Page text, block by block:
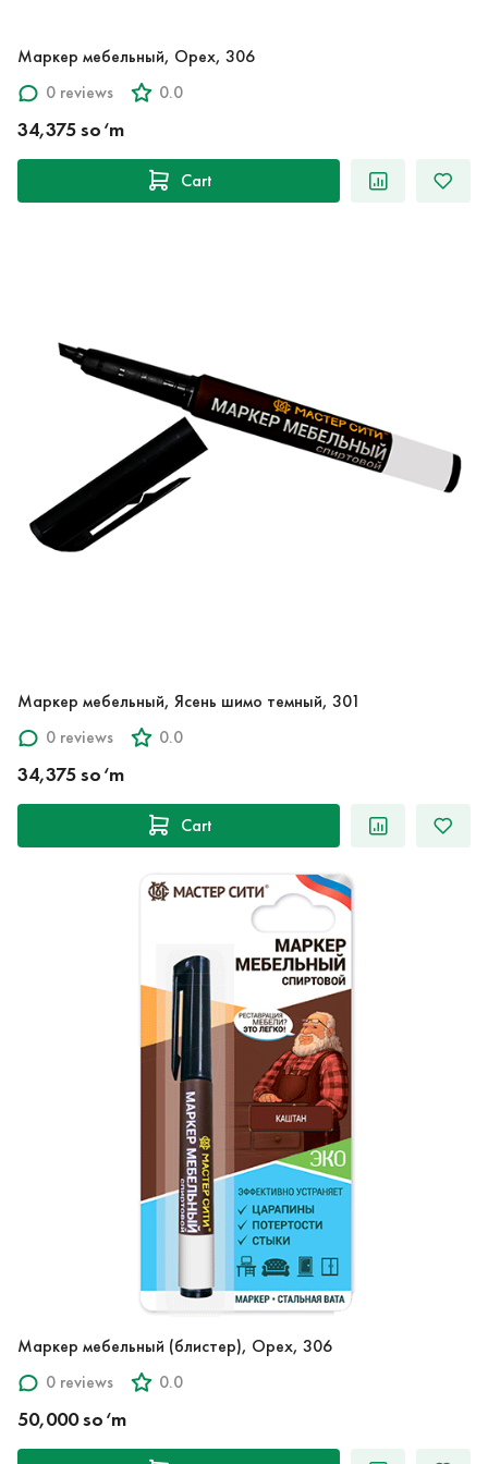
Маркер мебельный, Орех, 306
0 reviews
0.0
34,375 so‘m
Cart
Маркер мебельный, Ясень шимо темный, 301
0 reviews
0.0
34,375 so‘m
Cart
Маркер мебельный (блистер), Орех, 306
0 reviews
0.0
50,000 so‘m